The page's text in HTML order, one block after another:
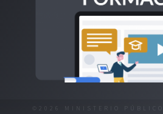
©2026 MINISTERIO